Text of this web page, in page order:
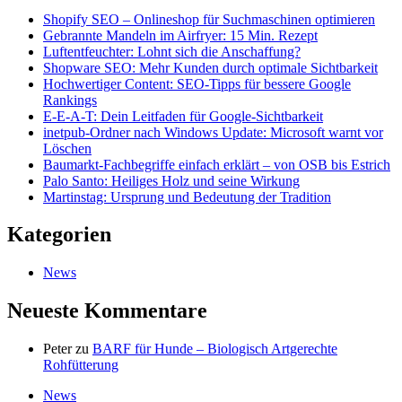
Shopify SEO – Onlineshop für Suchmaschinen optimieren
Gebrannte Mandeln im Airfryer: 15 Min. Rezept
Luftentfeuchter: Lohnt sich die Anschaffung?
Shopware SEO: Mehr Kunden durch optimale Sichtbarkeit
Hochwertiger Content: SEO-Tipps für bessere Google
Rankings
E-E-A-T: Dein Leitfaden für Google-Sichtbarkeit
inetpub-Ordner nach Windows Update: Microsoft warnt vor
Löschen
Baumarkt-Fachbegriffe einfach erklärt – von OSB bis Estrich
Palo Santo: Heiliges Holz und seine Wirkung
Martinstag: Ursprung und Bedeutung der Tradition
Kategorien
News
Neueste Kommentare
Peterzu BARF für Hunde – Biologisch Artgerechte
Rohfütterung
News